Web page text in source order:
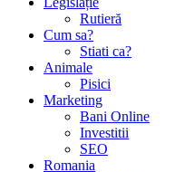
Rutieră
Cum sa?
Stiati ca?
Animale
Pisici
Marketing
Bani Online
Investitii
SEO
Romania